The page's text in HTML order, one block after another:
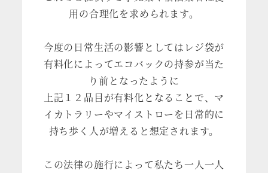
用の合理化を求められます。
今度の日常生活の影響としてはレジ袋が
有料化によってエコバックの持参が当た
り前となったように
上記１２品目が有料化となることで、マ
イカトラリーやマイストローを日常的に
持ち歩く人が増えると想定されます。
この法律の施行によって私たち一人一人